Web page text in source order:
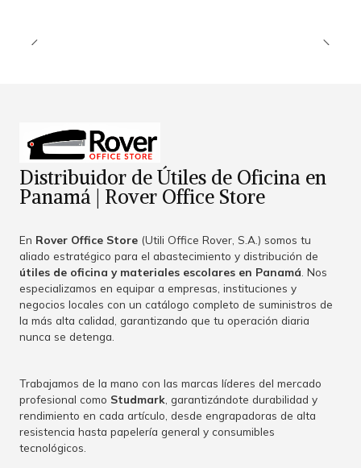
Distribuidor de Útiles de Oficina en
Panamá | Rover Office Store
En Rover Office Store (Utili Office Rover, S.A.) somos tu
aliado estratégico para el abastecimiento y distribución de
útiles de oficina y materiales escolares en Panamá . Nos
especializamos en equipar a empresas, instituciones y
negocios locales con un catálogo completo de suministros de
la más alta calidad, garantizando que tu operación diaria
nunca se detenga.
Trabajamos de la mano con las marcas líderes del mercado
profesional como Studmark , garantizándote durabilidad y
rendimiento en cada artículo, desde engrapadoras de alta
resistencia hasta papelería general y consumibles
tecnológicos.